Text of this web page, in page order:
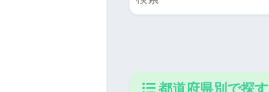
都道府県別で探す